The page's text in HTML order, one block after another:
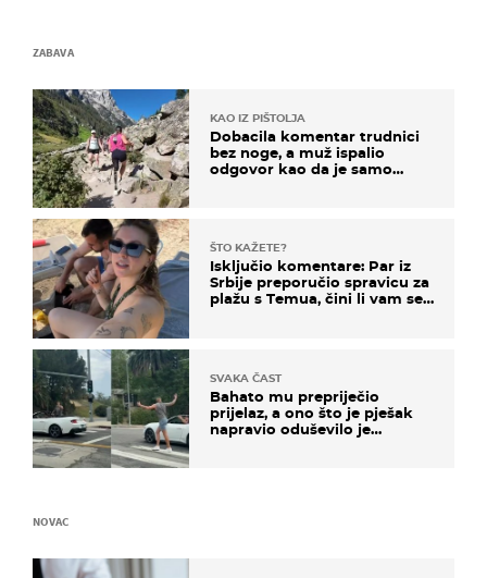
ZABAVA
KAO IZ PIŠTOLJA
Dobacila komentar trudnici
bez noge, a muž ispalio
odgovor kao da je samo
ŠTO KAŽETE?
Isključio komentare: Par iz
Srbije preporučio spravicu za
plažu s Temua, čini li vam se
SVAKA ČAST
Bahato mu prepriječio
prijelaz, a ono što je pješak
napravio oduševilo je
NOVAC